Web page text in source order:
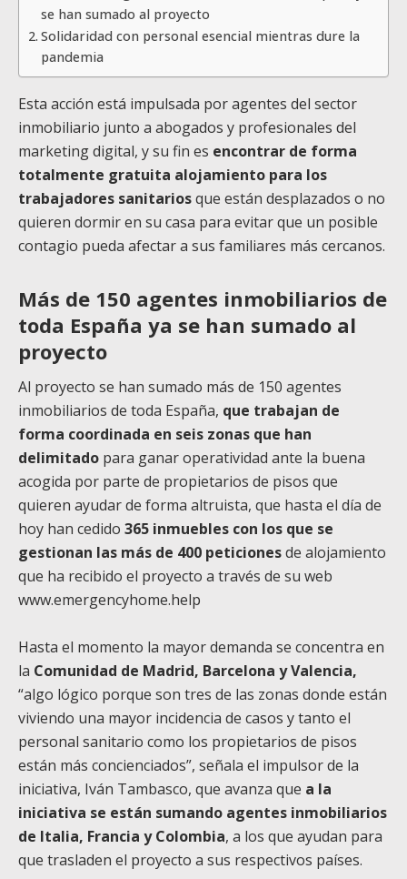
se han sumado al proyecto
Solidaridad con personal esencial mientras dure la
pandemia
Esta acción está impulsada por agentes del sector
inmobiliario junto a abogados y profesionales del
marketing digital, y su fin es encontrar de forma
totalmente gratuita alojamiento para los
trabajadores sanitariosque están desplazados o no
quieren dormir en su casa para evitar que un posible
contagio pueda afectar a sus familiares más cercanos.
Más de 150 agentes inmobiliarios de
toda España ya se han sumado al
proyecto
Al proyecto se han sumado más de 150 agentes
inmobiliarios de toda España, que trabajan de
forma coordinada en seis zonas que han
delimitado para ganar operatividad ante la buena
acogida por parte de propietarios de pisos que
quieren ayudar de forma altruista, que hasta el día de
hoy han cedido 365 inmuebles con los que se
gestionan las más de 400 peticionesde alojamiento
que ha recibido el proyecto a través de su web
www.emergencyhome.help
Hasta el momento la mayor demanda se concentra en
la Comunidad de Madrid, Barcelona y Valencia,
“algo lógico porque son tres de las zonas donde están
viviendo una mayor incidencia de casos y tanto el
personal sanitario como los propietarios de pisos
están más concienciados”, señala el impulsor de la
iniciativa, Iván Tambasco, que avanza que a la
iniciativa se están sumando agentes inmobiliarios
de Italia, Francia y Colombia, a los que ayudan para
que trasladen el proyecto a sus respectivos países.